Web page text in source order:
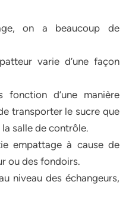
on a beaucoup de
varie d’une façon
d’une manière
transporter le sucre que
salle de contrôle.
empattage à cause de
ou des fondoirs.
niveau des échangeurs,